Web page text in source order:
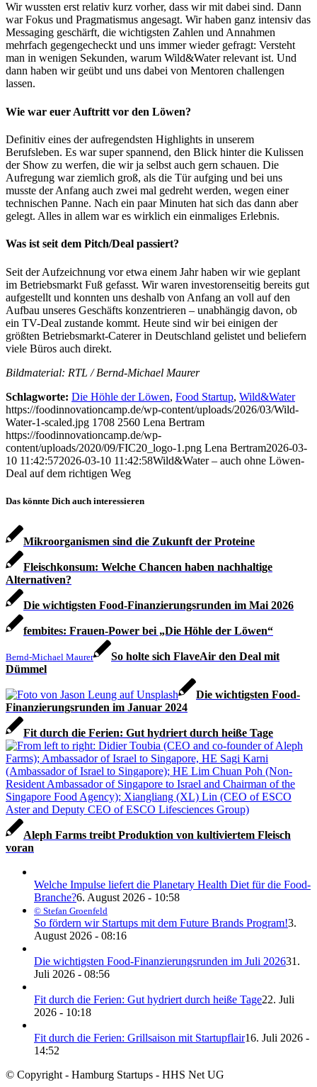
Wir wussten erst relativ kurz vorher, dass wir mit dabei sind. Dann
war Fokus und Pragmatismus angesagt. Wir haben ganz intensiv das
Messaging geschärft, die wichtigsten Zahlen und Annahmen
mehrfach gegengecheckt und uns immer wieder gefragt: Versteht
man in wenigen Sekunden, warum Wild&Water relevant ist. Und
dann haben wir geübt und uns dabei von Mentoren challengen
lassen.
Wie war euer Auftritt vor den Löwen?
Definitiv eines der aufregendsten Highlights in unserem
Berufsleben. Es war super spannend, den Blick hinter die Kulissen
der Show zu werfen, die wir ja selbst auch gern schauen. Die
Aufregung war ziemlich groß, als die Tür aufging und bei uns
musste der Anfang auch zwei mal gedreht werden, wegen einer
technischen Panne. Nach ein paar Minuten hat sich das dann aber
gelegt. Alles in allem war es wirklich ein einmaliges Erlebnis.
Was ist seit dem Pitch/Deal passiert?
Seit der Aufzeichnung vor etwa einem Jahr haben wir wie geplant
im Betriebsmarkt Fuß gefasst. Wir waren investorenseitig bereits gut
aufgestellt und konnten uns deshalb von Anfang an voll auf den
Aufbau unseres Geschäfts konzentrieren – unabhängig davon, ob
ein TV-Deal zustande kommt. Heute sind wir bei einigen der
größten Betriebsmarkt-Caterer in Deutschland gelistet und beliefern
viele Büros auch direkt.
Bildmaterial: RTL / Bernd-Michael Maurer
Schlagworte: Die Höhle der Löwen, Food Startup, Wild&Water
https://foodinnovationcamp.de/wp-content/uploads/2026/03/Wild-
Water-1-scaled.jpg 1708 2560 Lena Bertram
https://foodinnovationcamp.de/wp-
content/uploads/2020/09/FIC20_logo-1.png Lena Bertram2026-03-
10 11:42:572026-03-10 11:42:58Wild&Water – auch ohne Löwen-
Deal auf dem richtigen Weg
Das könnte Dich auch interessieren
Mikroorganismen sind die Zukunft der Proteine
Fleischkonsum: Welche Chancen haben nachhaltige
Alternativen?
Die wichtigsten Food-Finanzierungsrunden im Mai 2026
fembites: Frauen-Power bei „Die Höhle der Löwen“
Bernd-Michael Maurer
So holte sich FlaveAir den Deal mit
Dümmel
Die wichtigsten Food-
Finanzierungsrunden im Januar 2024
Fit durch die Ferien: Gut hydriert durch heiße Tage
Aleph Farms treibt Produktion von kultiviertem Fleisch
voran
Welche Impulse liefert die Planetary Health Diet für die Food-
Branche?6. August 2026 - 10:58
© Stefan Groenfeld
So fördern wir Startups mit dem Future Brands Program!3.
August 2026 - 08:16
Die wichtigsten Food-Finanzierungsrunden im Juli 202631.
Juli 2026 - 08:56
Fit durch die Ferien: Gut hydriert durch heiße Tage22. Juli
2026 - 10:18
Fit durch die Ferien: Grillsaison mit Startupflair16. Juli 2026 -
14:52
© Copyright - Hamburg Startups - HHS Net UG